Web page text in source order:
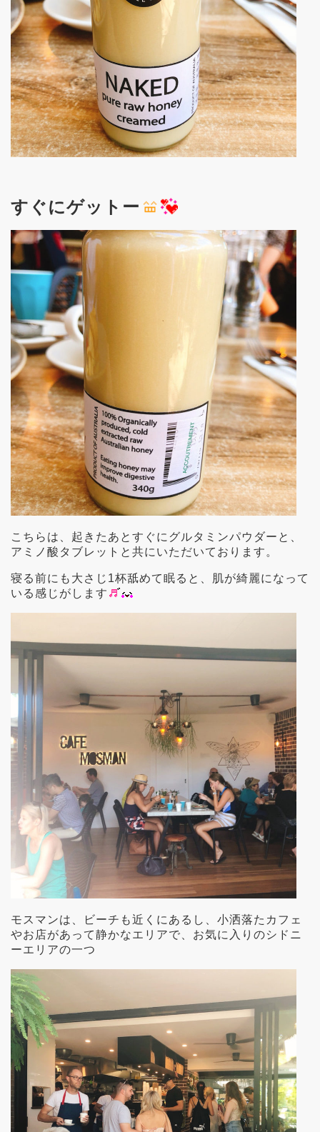
すぐにゲットー
こちらは、起きたあとすぐにグルタミンパウダーと、
アミノ酸タブレットと共にいただいております。
寝る前にも大さじ1杯舐めて眠ると、肌が綺麗になって
いる感じがします
モスマンは、ビーチも近くにあるし、小洒落たカフェ
やお店があって静かなエリアで、お気に入りのシドニ
ーエリアの一つ